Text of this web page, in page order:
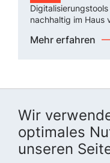
Wir
optimales
unseren
nachhaltig im Haus
Mehr erfahren